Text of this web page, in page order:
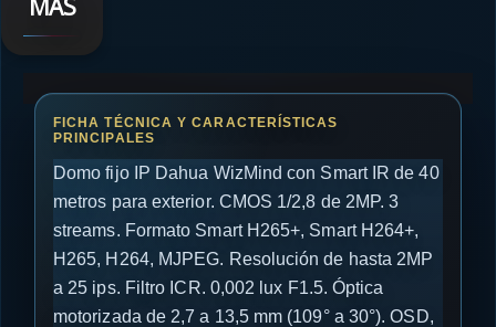
MÁS
Domo fijo IP Dahua WizMind con Smart IR de 40
metros para exterior. CMOS 1/2,8 de 2MP. 3
streams. Formato Smart H265+, Smart H264+,
H265, H264, MJPEG. Resolución de hasta 2MP
a 25 ips. Filtro ICR. 0,002 lux F1.5. Óptica
motorizada de 2,7 a 13,5 mm (109° a 30°). OSD,